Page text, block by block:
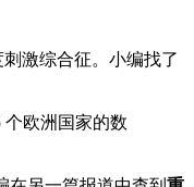
激综合征。小编找了
个欧洲国家的数